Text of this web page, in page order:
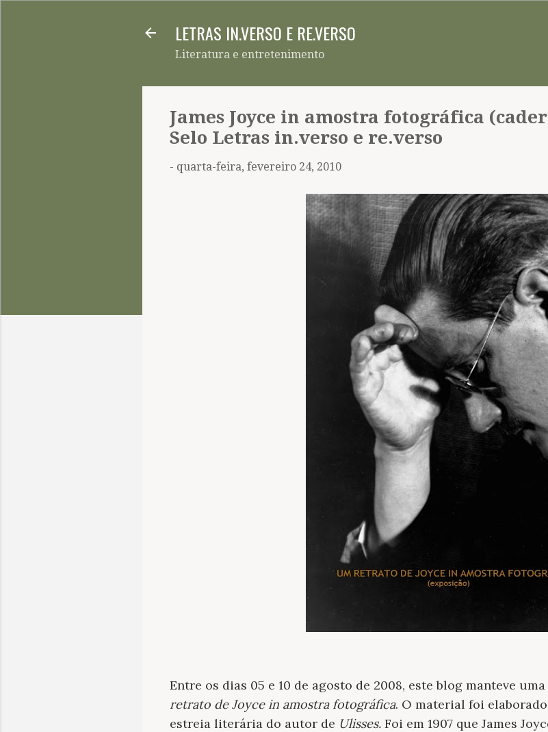
LETRAS IN.VERSO E RE.VERSO
Literatura e entretenimento
James Joyce in amostra fotográfica
Selo Letras in.verso e re.verso
- quarta-feira, fevereiro 24, 2010
Entre os dias 05 e 10 de agosto de 2008, este blog manteve
retrato de Joyce in amostra fotográfica. O material foi
estreia literária do autor de Ulisses. Foi em 1907 que James